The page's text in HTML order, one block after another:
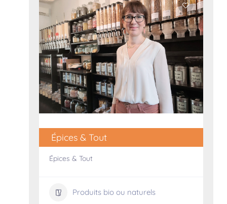
Épices & Tout
Épices & Tout
Produits bio ou naturels